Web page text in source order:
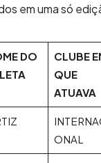
em uma só
DO
CLUBE
QUE
ATUAVA
ONAL